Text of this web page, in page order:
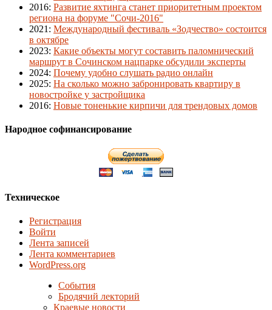
2016: Развитие яхтинга станет приоритетным проектом
региона на форуме "Сочи-2016"
2021 : Международный фестиваль «Зодчество» состоится
в октябре
2023: Какие объекты могут составить паломнический
маршрут в Сочинском нацпарке обсудили эксперты
2024: Почему удобно слушать радио онлайн
2025: На сколько можно забронировать квартиру в
новостройке у застройщика
2016: Новые тоненькие кирпичи для трендовых домов
Народное софинансирование
Техническое
Регистрация
Войти
Лента записей
Лента комментариев
WordPress.org
События
Бродячий лекторий
Краевые новости